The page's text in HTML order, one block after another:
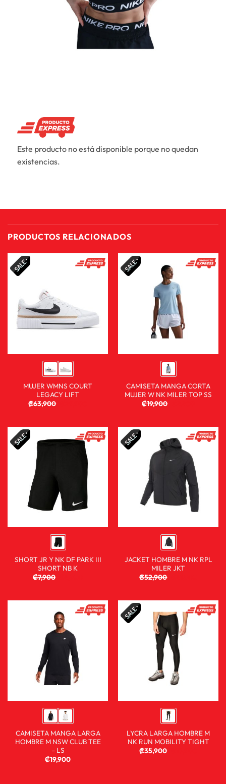
Este producto no está disponible porque no quedan
existencias.
PRODUCTOS RELACIONADOS
MUJER WMNS COURT
LEGACY LIFT
₡63,900
CAMISETA MANGA CORTA
MUJER W NK MILER TOP SS
₡19,900
SHORT JR Y NK DF PARK III
SHORT NB K
₡7,900
JACKET HOMBRE M NK RPL
MILER JKT
₡52,900
CAMISETA MANGA LARGA
HOMBRE M NSW CLUB TEE
– LS
₡19,900
LYCRA LARGA HOMBRE M
NK RUN MOBILITY TIGHT
₡35,900